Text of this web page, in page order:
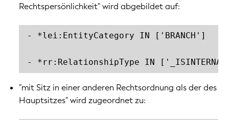
Rechtspersönlichkeit" wird abgebildet auf:
- *lei:EntityCategory IN ['BRANCH']
- *rr:RelationshipType IN
"mit Sitz in einer anderen Rechtsordnung als der des
Hauptsitzes" wird zugeordnet zu: